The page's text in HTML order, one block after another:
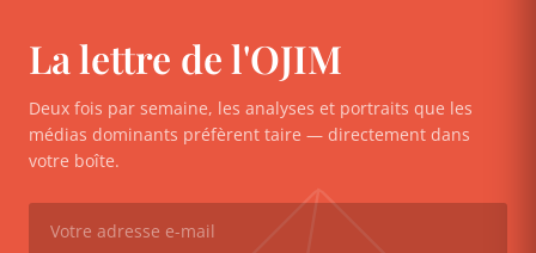
La lettre de l'OJIM
Deux fois par semaine, les analyses et portraits que les
médias dominants préfèrent taire — directement dans
votre boîte.